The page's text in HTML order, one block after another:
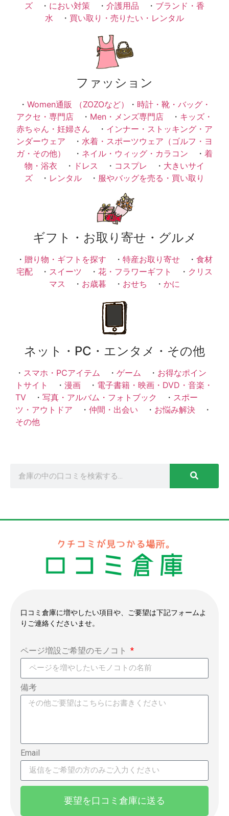
ズ ・ におい対策 ・ 介護用品 ・ ブランド・香
水 ・ 買い取り・売りたい・レンタル
ファッション
・ Women通販 （ZOZOなど） ・ 時計・靴・バッグ・
アクセ・専門店 ・ Men・メンズ専門店 ・ キッズ・
赤ちゃん・妊婦さん ・ インナー・ストッキング・ア
ンダーウェア ・ 水着・スポーツウェア（ゴルフ・ヨ
ガ・その他）
・ ネイル・ウィッグ・カラコン ・ 着
物・浴衣 ・ ドレス ・ コスプレ ・ 大きいサイ
ズ ・ レンタル ・ 服やバッグを売る・買い取り
ギフト・お取り寄せ・グルメ
・ 贈り物・ギフトを探す ・ 特産お取り寄せ ・ 食材
宅配 ・ スイーツ ・ 花・フラワーギフト ・ クリス
マス ・ お歳暮 ・ おせち ・ かに
ネット・PC・エンタメ・その他
・ スマホ・PCアイテム ・ ゲーム ・ お得なポイン
トサイト
・ 漫画 ・ 電子書籍・映画・DVD・音楽・
TV ・ 写真・アルバム・フォトブック ・ スポー
ツ・アウトドア ・ 仲間・出会い ・ お悩み解決 ・
その他
口コミ倉庫に増やしたい項目や、ご要望は下記フォームよ
りご連絡くださいませ。
ページ増設ご希望のモノコト
備考
Email
要望を口コミ倉庫に送る